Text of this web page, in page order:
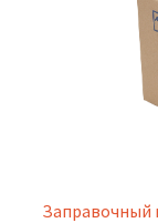
Заправочный